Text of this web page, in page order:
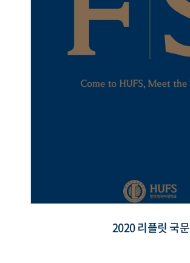
2020 리플릿 국문